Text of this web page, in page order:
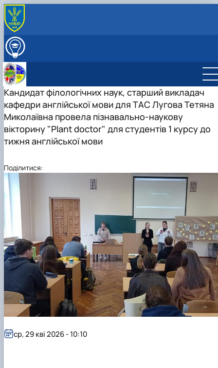
ПРО КАФЕДРУ
Профорієнтаційна робота кафедри
Науково-дослідна лабораторія «Науково-
перекладу»
ОСВІТНІЙ ПРОЦЕС
НАУКОВА РОБОТА
СКЛАД КАФЕДРИ
ГУРТКИ
Студентський науковий гурток "Сучасна
мова науково-технічного спряму…
Студентський науковий гурток "Основи перекладу
фахових текстів"
Кандидат філологічних наук, старший викладач
кафедри англійської мови для ТАС Лугова Тетяна
Миколаївна провела пізнавально-наукову
вікторину "Plant doctor" для студентів 1 курсу до
тижня англійської мови
ср, 29 кві 2026 - 10:10
Поділитися: